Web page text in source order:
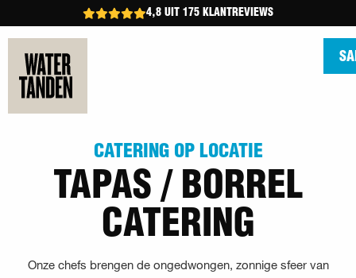
4,8 UIT 175 KLANTREVIEWS
CATERING OP LOCATIE
TAPAS / BORREL
CATERING
Onze chefs brengen de ongedwongen, zonnige sfeer van